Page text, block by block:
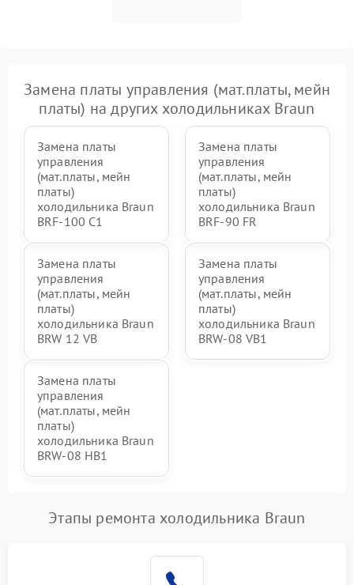
Замена платы управления (мат.платы, мейн
платы) на других холодильниках Braun
Замена платы
управления
(мат.платы, мейн
платы)
холодильника Braun
BRF-100 C1
Замена платы
управления
(мат.платы, мейн
платы)
холодильника Braun
BRF-90 FR
Замена платы
управления
(мат.платы, мейн
платы)
холодильника Braun
BRW 12 VB
Замена платы
управления
(мат.платы, мейн
платы)
холодильника Braun
BRW-08 VB1
Замена платы
управления
(мат.платы, мейн
платы)
холодильника Braun
BRW-08 HB1
Этапы ремонта холодильника Braun